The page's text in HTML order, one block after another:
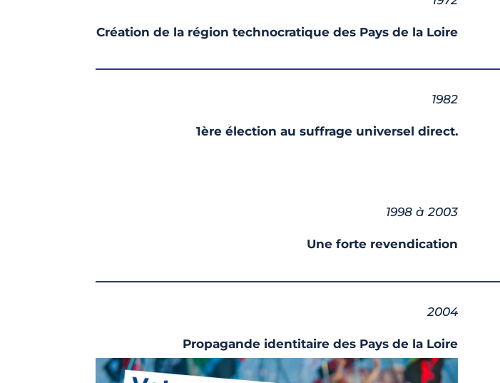
Création de la région technocratique des Pays de la Loire
1982
1ère élection au suffrage universel direct.
1998 à 2003
Une forte revendication
2004
Propagande identitaire des Pays de la Loire